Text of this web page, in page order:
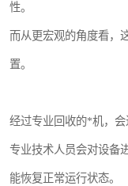
性。
而从更宏观的角度看，
置。
经过专业回收的*机，会
专业技术人员会对设备
能恢复正常运行状态。